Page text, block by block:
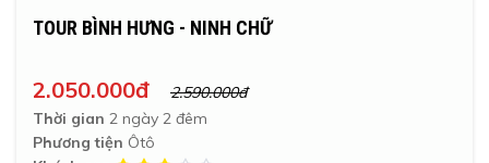
TOUR BÌNH HƯNG - NINH CHỮ
2.050.000đ
2.590.000đ
Thời gian 2 ngày 2 đêm
Phương tiện Ôtô